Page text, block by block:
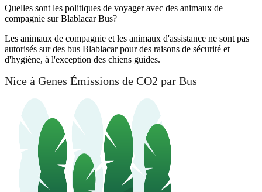
Quelles sont les politiques de voyager avec des animaux de
compagnie sur Blablacar Bus?
Les animaux de compagnie et les animaux d'assistance ne sont pas
autorisés sur des bus Blablacar pour des raisons de sécurité et
d'hygiène, à l'exception des chiens guides.
Nice à Genes Émissions de CO2 par Bus